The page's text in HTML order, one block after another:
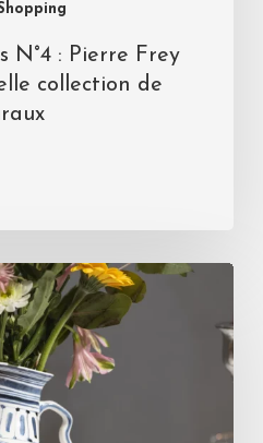
N°4 : Pierre Frey
collection de